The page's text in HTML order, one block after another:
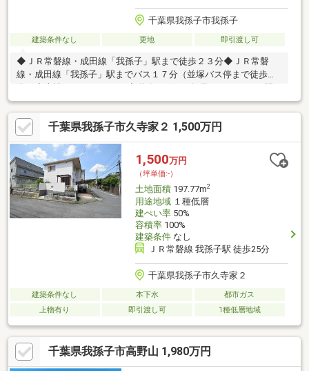
千葉県我孫子市我孫子
建築条件なし 更地 即引渡し可
◆ＪＲ常磐線・成田線「我孫子」駅まで徒歩２３分◆ＪＲ常磐
線・成田線「我孫子」駅までバス１７分（並塚バス停まで徒歩１
口：３３.２ｍ◆県道８号沿い◆現況：更地◆建築条件付き土地で
はありません。
千葉県我孫子市久寺家２ 1,500万円
1,500万円
（坪単価:-）
土地面積197.77m2
用途地域１種低層
建ぺい率50%
容積率100%
建築条件なし
ＪＲ常磐線 我孫子駅 徒歩25分
千葉県我孫子市久寺家２
建築条件なし 本下水
都市ガス
上物有り
即引渡し可 1種低層地域
千葉県我孫子市高野山 1,980万円